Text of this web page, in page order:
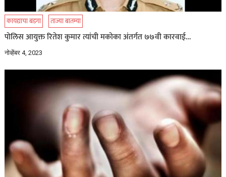
कायद्याचा बडगा ताज्या बातम्या
पोलिस आयुक्त रितेश कुमार त्यांची मकोका अंतर्गत ७७वी कारवाई…
नोव्हेंबर 4, 2023